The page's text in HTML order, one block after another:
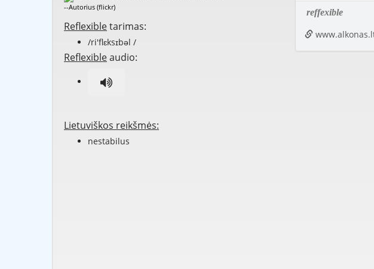
--Autorius (flickr)
Reflexibletarimas:
/ri'flɛksɪbəl /
Reflexibleaudio:
Lietuviškos reikšmės:
nestabilus
reffexible